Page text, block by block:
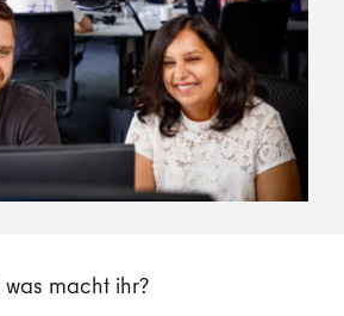
macht ihr?